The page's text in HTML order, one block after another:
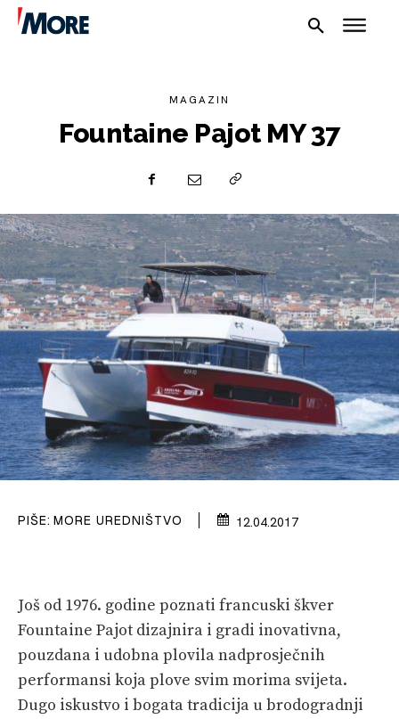
SPORT
PLOVILA
PLOVIDBA
SPIZA
VELIKE PRIČE
PRETPLATA
SHOP
MAGAZIN
Fountaine Pajot MY 37
PIŠE: MORE UREDNIŠTVO 12.04.2017
Još od 1976. godine poznati francuski škver
Fountaine Pajot dizajnira i gradi inovativna,
pouzdana i udobna plovila nadprosječnih
performansi koja plove svim morima svijeta.
Dugo iskustvo i bogata tradicija u brodogradnji